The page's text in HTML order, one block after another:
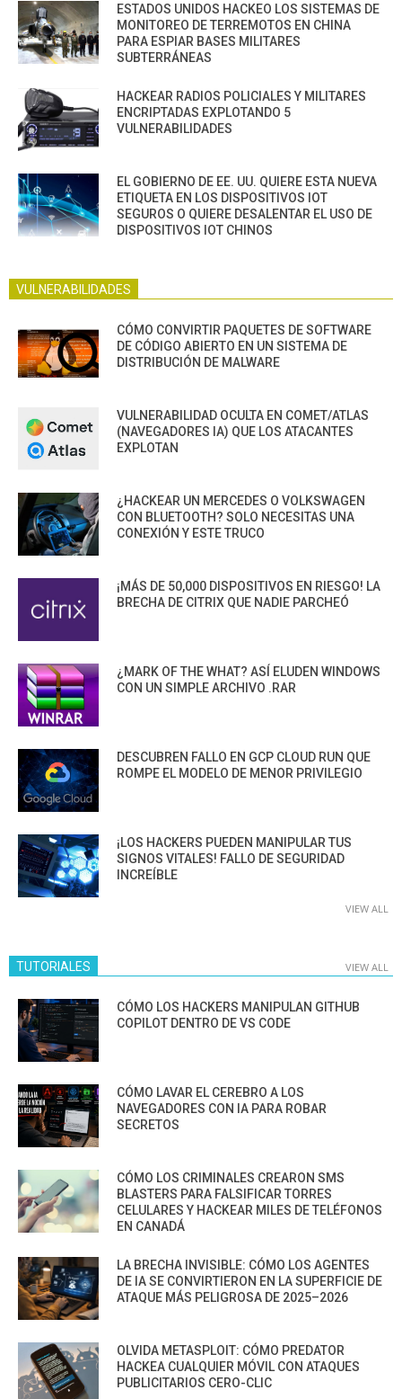
ESTADOS UNIDOS HACKEO LOS SISTEMAS DE
MONITOREO DE TERREMOTOS EN CHINA
PARA ESPIAR BASES MILITARES
SUBTERRÁNEAS
HACKEAR RADIOS POLICIALES Y MILITARES
ENCRIPTADAS EXPLOTANDO 5
VULNERABILIDADES
EL GOBIERNO DE EE. UU. QUIERE ESTA NUEVA
ETIQUETA EN LOS DISPOSITIVOS IOT
SEGUROS O QUIERE DESALENTAR EL USO DE
DISPOSITIVOS IOT CHINOS
VULNERABILIDADES
CÓMO CONVIRTIR PAQUETES DE SOFTWARE
DE CÓDIGO ABIERTO EN UN SISTEMA DE
DISTRIBUCIÓN DE MALWARE
VULNERABILIDAD OCULTA EN COMET/ATLAS
(NAVEGADORES IA) QUE LOS ATACANTES
EXPLOTAN
¿HACKEAR UN MERCEDES O VOLKSWAGEN
CON BLUETOOTH? SOLO NECESITAS UNA
CONEXIÓN Y ESTE TRUCO
¡MÁS DE 50,000 DISPOSITIVOS EN RIESGO! LA
BRECHA DE CITRIX QUE NADIE PARCHEÓ
¿MARK OF THE WHAT? ASÍ ELUDEN WINDOWS
CON UN SIMPLE ARCHIVO .RAR
DESCUBREN FALLO EN GCP CLOUD RUN QUE
ROMPE EL MODELO DE MENOR PRIVILEGIO
¡LOS HACKERS PUEDEN MANIPULAR TUS
SIGNOS VITALES! FALLO DE SEGURIDAD
INCREÍBLE
VIEW ALL
TUTORIALES VIEW ALL
CÓMO LOS HACKERS MANIPULAN GITHUB
COPILOT DENTRO DE VS CODE
CÓMO LAVAR EL CEREBRO A LOS
NAVEGADORES CON IA PARA ROBAR
SECRETOS
CÓMO LOS CRIMINALES CREARON SMS
BLASTERS PARA FALSIFICAR TORRES
CELULARES Y HACKEAR MILES DE TELÉFONOS
EN CANADÁ
LA BRECHA INVISIBLE: CÓMO LOS AGENTES
DE IA SE CONVIRTIERON EN LA SUPERFICIE DE
ATAQUE MÁS PELIGROSA DE 2025–2026
OLVIDA METASPLOIT: CÓMO PREDATOR
HACKEA CUALQUIER MÓVIL CON ATAQUES
PUBLICITARIOS CERO-CLIC